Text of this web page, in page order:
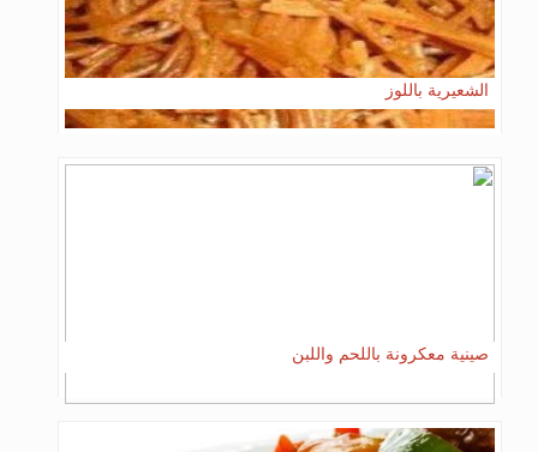
الشعيرية باللوز
صينية معكرونة باللحم واللبن